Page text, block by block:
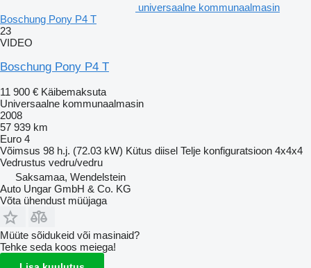
universaalne kommunaalmasin
Boschung Pony P4 T
23
VIDEO
Boschung Pony P4 T
11 900 € Käibemaksuta
Universaalne kommunaalmasin
2008
57 939 km
Euro 4
Võimsus 98 h.j. (72.03 kW) Kütus diisel Telje konfiguratsioon 4x4x4
Vedrustus vedru/vedru
Saksamaa, Wendelstein
Auto Ungar GmbH & Co. KG
Võta ühendust müüjaga
Müüte sõidukeid või masinaid?
Tehke seda koos meiega!